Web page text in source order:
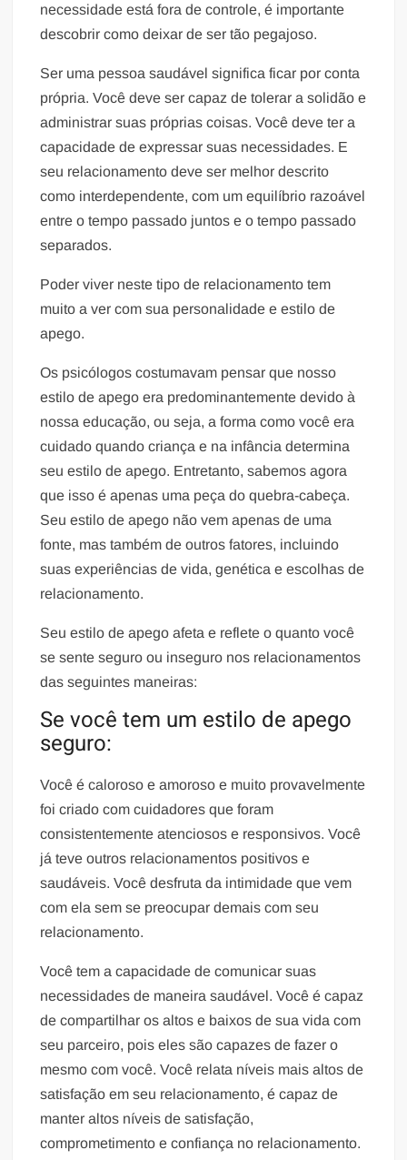
necessidade está fora de controle, é importante
descobrir como deixar de ser tão pegajoso.
Ser uma pessoa saudável significa ficar por conta
própria. Você deve ser capaz de tolerar a solidão e
administrar suas próprias coisas. Você deve ter a
capacidade de expressar suas necessidades. E
seu relacionamento deve ser melhor descrito
como interdependente, com um equilíbrio razoável
entre o tempo passado juntos e o tempo passado
separados.
Poder viver neste tipo de relacionamento tem
muito a ver com sua personalidade e estilo de
apego.
Os psicólogos costumavam pensar que nosso
estilo de apego era predominantemente devido à
nossa educação, ou seja, a forma como você era
cuidado quando criança e na infância determina
seu estilo de apego. Entretanto, sabemos agora
que isso é apenas uma peça do quebra-cabeça.
Seu estilo de apego não vem apenas de uma
fonte, mas também de outros fatores, incluindo
suas experiências de vida, genética e escolhas de
relacionamento.
Seu estilo de apego afeta e reflete o quanto você
se sente seguro ou inseguro nos relacionamentos
das seguintes maneiras:
Se você tem um estilo de apego
seguro:
Você é caloroso e amoroso e muito provavelmente
foi criado com cuidadores que foram
consistentemente atenciosos e responsivos. Você
já teve outros relacionamentos positivos e
saudáveis. Você desfruta da intimidade que vem
com ela sem se preocupar demais com seu
relacionamento.
Você tem a capacidade de comunicar suas
necessidades de maneira saudável. Você é capaz
de compartilhar os altos e baixos de sua vida com
seu parceiro, pois eles são capazes de fazer o
mesmo com você. Você relata níveis mais altos de
satisfação em seu relacionamento, é capaz de
manter altos níveis de satisfação,
comprometimento e confiança no relacionamento.